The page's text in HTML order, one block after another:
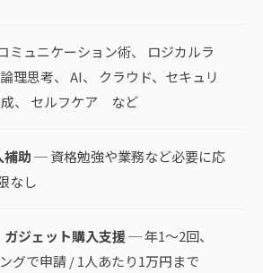
ミュニケーション術、 ロジカルラ
理思考、 AI、 クラウド、セキュリ
成、 セルフケア など
補助─ 資格勉強や業務など必要に応
なし
ジェット購入支援─ 年1～2回、
グで申請 / 1人あたり1万円まで